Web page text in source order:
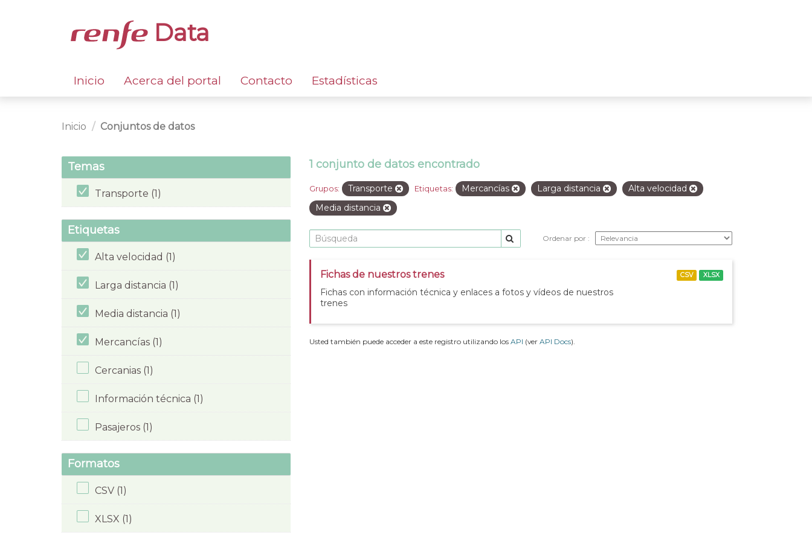
Data
Inicio Acerca del portal Contacto Estadísticas
Inicio Conjuntos de datos
Temas
Transporte (1)
Etiquetas
Alta velocidad (1)
Larga distancia (1)
Media distancia (1)
Mercancías (1)
Cercanias (1)
Información técnica (1)
Pasajeros (1)
Formatos
CSV (1)
XLSX (1)
1 conjunto de datos encontrado
Grupos: Transporte Etiquetas: Mercancías Larga distancia
Alta velocidad
Media distancia
Ordenar por
Fichas de nuestros trenes
Fichas con información técnica y enlaces a fotos y vídeos de nuestros
trenes
CSV XLSX
Usted también puede acceder a este registro utilizando los API (ver API Docs).